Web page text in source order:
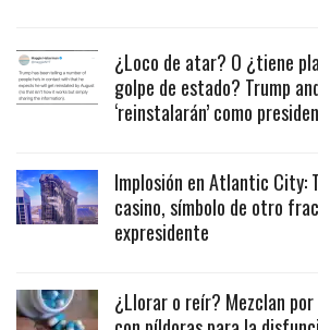
¿Loco de atar? O ¿tiene
golpe de estado? Trump
‘reinstalarán’ como
Implosión en Atlantic City:
casino, símbolo de otro
expresidente
¿Llorar o reír? Mezclan